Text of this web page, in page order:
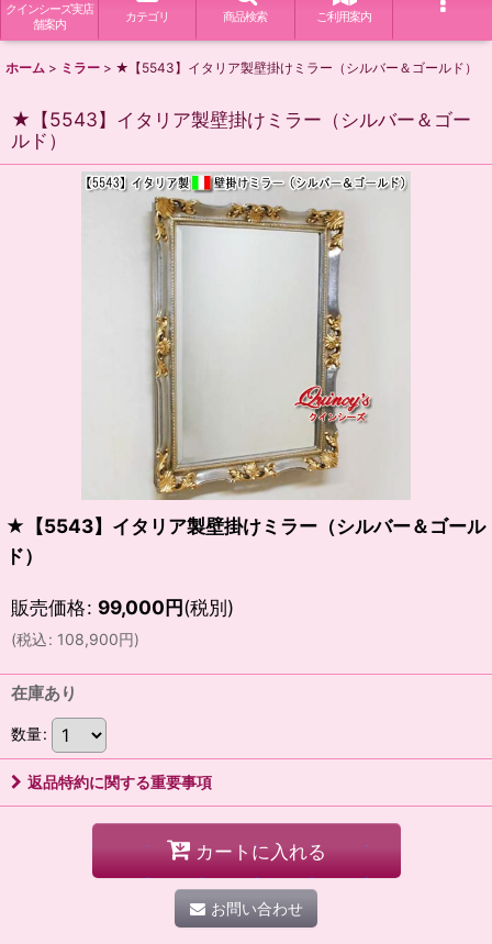
クインシーズ実店
舗案内
カテゴリ 商品検索 ご利用案内
ホーム > ミラー > ★【5543】イタリア製壁掛けミラー（シルバー＆ゴールド）
★【5543】イタリア製壁掛けミラー（シルバー＆ゴー
ルド）
★【5543】イタリア製壁掛けミラー（シルバー＆ゴール
ド）
販売価格: 99,000円(税別)
(税込: 108,900円)
在庫あり
数量:
返品特約に関する重要事項
カートに入れる
お問い合わせ